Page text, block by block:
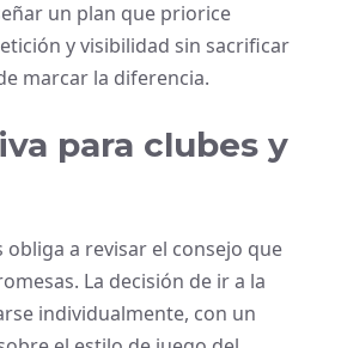
un plan que priorice
y visibilidad sin sacrificar
marcar la diferencia.
para clubes y
obliga a revisar el consejo que
La decisión de ir a la
individualmente, con un